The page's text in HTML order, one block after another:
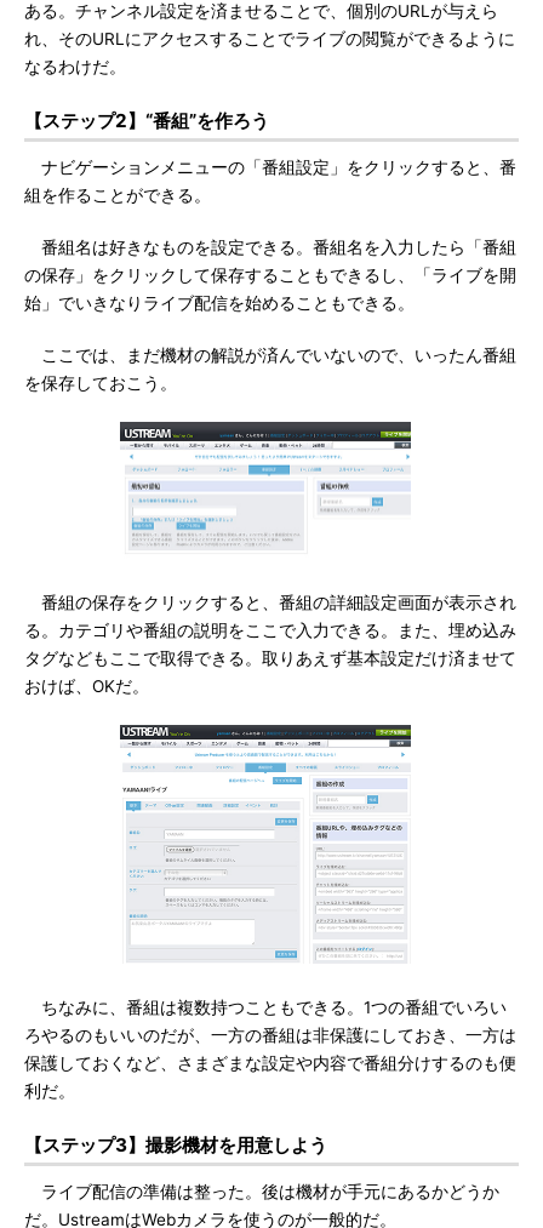
ある。チャンネル設定を済ませることで、個別のURLが与えら
れ、そのURLにアクセスすることでライブの閲覧ができるように
なるわけだ。
【ステップ2】“番組”を作ろう
ナビゲーションメニューの「番組設定」をクリックすると、番
組を作ることができる。
番組名は好きなものを設定できる。番組名を入力したら「番組
の保存」をクリックして保存することもできるし、「ライブを開
始」でいきなりライブ配信を始めることもできる。
ここでは、まだ機材の解説が済んでいないので、いったん番組
を保存しておこう。
番組の保存をクリックすると、番組の詳細設定画面が表示され
る。カテゴリや番組の説明をここで入力できる。また、埋め込み
タグなどもここで取得できる。取りあえず基本設定だけ済ませて
おけば、OKだ。
ちなみに、番組は複数持つこともできる。1つの番組でいろい
ろやるのもいいのだが、一方の番組は非保護にしておき、一方は
保護しておくなど、さまざまな設定や内容で番組分けするのも便
利だ。
【ステップ3】撮影機材を用意しよう
ライブ配信の準備は整った。後は機材が手元にあるかどうか
だ。UstreamはWebカメラを使うのが一般的だ。